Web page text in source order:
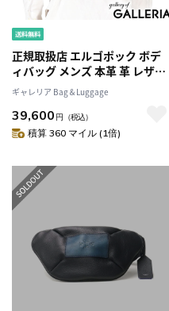
正規取扱店 エルゴポック ボデ
ィバッグ メンズ 本革 革 レザー
HERGOPOCH ブランド 50代 か
っこいい 小さめ ワンショルダ
ー 斜めがけ 日本製 ソフトシュ
リンクレザー ウエストボディバ
ギャレリア Bag＆Luggage
39,600 円 （税込）
積算 360 マイル (1倍)